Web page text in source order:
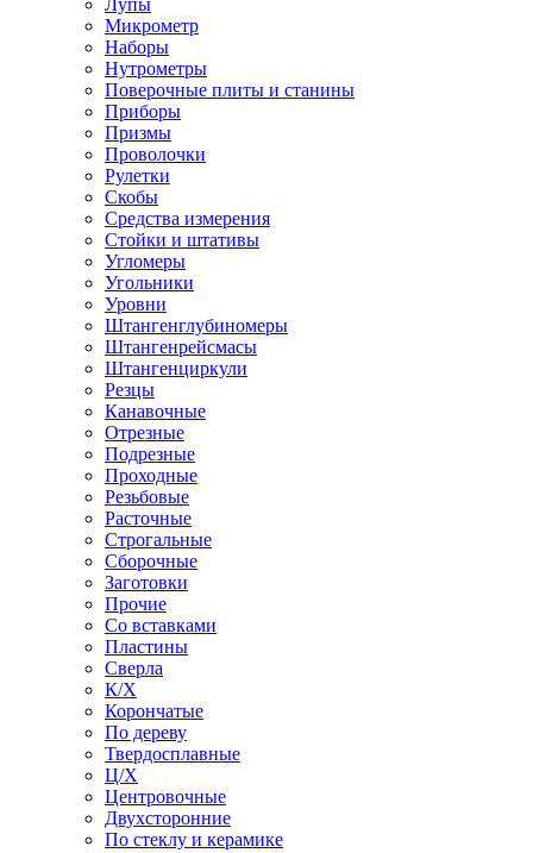
Лупы
Микрометр
Наборы
Нутрометры
Поверочные плиты и станины
Приборы
Призмы
Проволочки
Рулетки
Скобы
Средства измерения
Стойки и штативы
Угломеры
Угольники
Уровни
Штангенглубиномеры
Штангенрейсмасы
Штангенциркули
Резцы
Канавочные
Отрезные
Подрезные
Проходные
Резьбовые
Расточные
Строгальные
Сборочные
Заготовки
Прочие
Со вставками
Пластины
Сверла
К/Х
Корончатые
По дереву
Твердосплавные
Ц/Х
Центровочные
Двухсторонние
По стеклу и керамике